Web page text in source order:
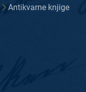
Antikvarne knjige